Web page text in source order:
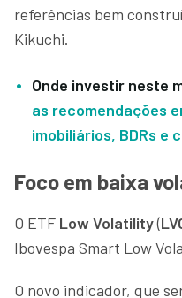
referências bem
Kikuchi.
Onde investir neste
as recomendações
imobiliários, BDRs e
Foco em baixa
O ETF Low Volatility(
Ibovespa Smart Low
O novo indicador, que